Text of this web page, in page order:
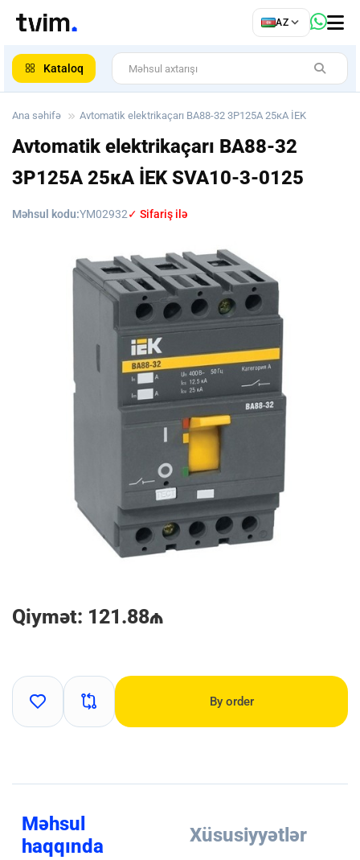
AZ
Kataloq
Ana səhifə Avtomatik elektrikaçarı ВА88-32 3Р125А 25кА İEK
Avtomatik elektrikaçarı ВА88-32
3Р125А 25кА İEKSVA10-3-0125
Məhsul kodu:YM02932✓ Sifariş ilə
Qiymət: 121.88₼
By order
Məhsul
haqqında
Xüsusiyyətlər